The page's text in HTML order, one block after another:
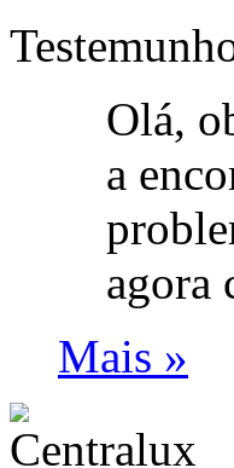
Olá,
a
agora
Mais »